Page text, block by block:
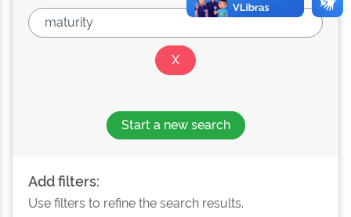
Start a new search
Add filters:
Use filters to refine the search results.